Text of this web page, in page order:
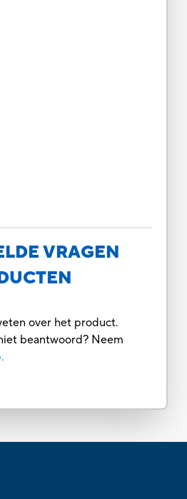
VRAGEN
over het product.
beantwoord? Neem